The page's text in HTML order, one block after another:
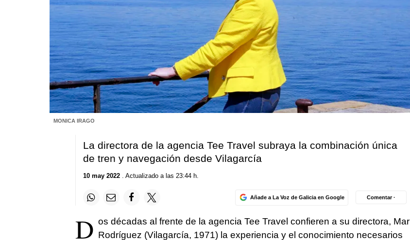
MONICA IRAGO
La directora de la agencia Tee Travel subraya la combinación única
de tren y navegación desde Vilagarcía
10 may 2022. Actualizado a las 23:44 h.
Añade a La Voz de Galicia en Google Comentar ·
D os décadas al frente de la agencia Tee Travel confieren a su directora, Mar
Rodríguez (Vilagarcía, 1971) la experiencia y el conocimiento necesarios